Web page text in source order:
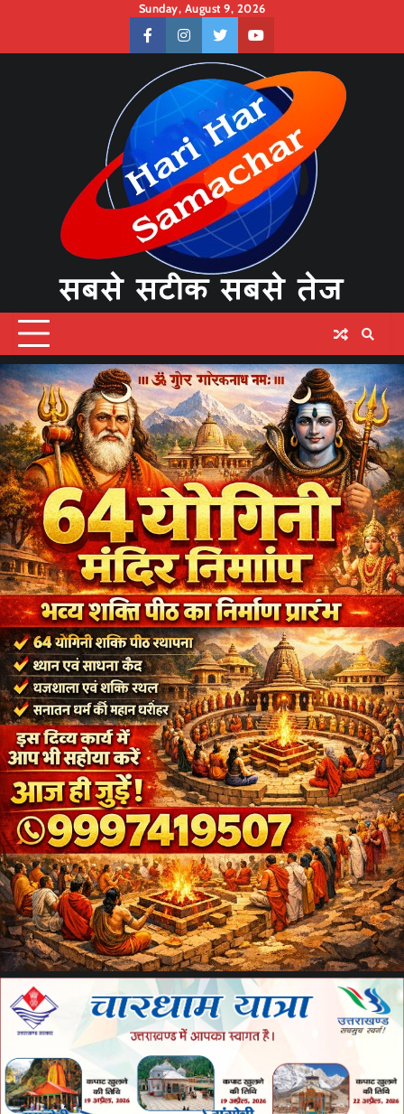
content
Sunday, August 9, 2026
facebookinstagramtwitteryoutube